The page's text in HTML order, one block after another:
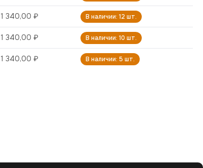
1 340,00 ₽ В наличии: 12 шт.
1 340,00 ₽ В наличии: 10 шт.
1 340,00 ₽ В наличии: 5 шт.